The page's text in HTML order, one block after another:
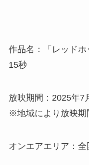
作品名：「レッド
15秒
放映期間：2025年7
※地域により放映期
オンエアエリア：